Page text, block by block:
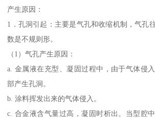
产生原因：
1．孔洞引起：主要是气孔和收缩机制，气孔
数是不规则形。
（1）气孔产生原因：
a. 金属液在充型、凝固过程中，由于气体侵
部产生孔洞。
b. 涂料挥发出来的气体侵入。
c. 合金液含气量过高，凝固时析出。当型腔